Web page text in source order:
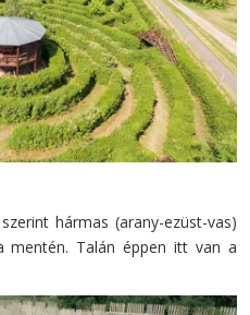
hármas (arany-ezüst-vas)
mentén. Talán éppen itt van a